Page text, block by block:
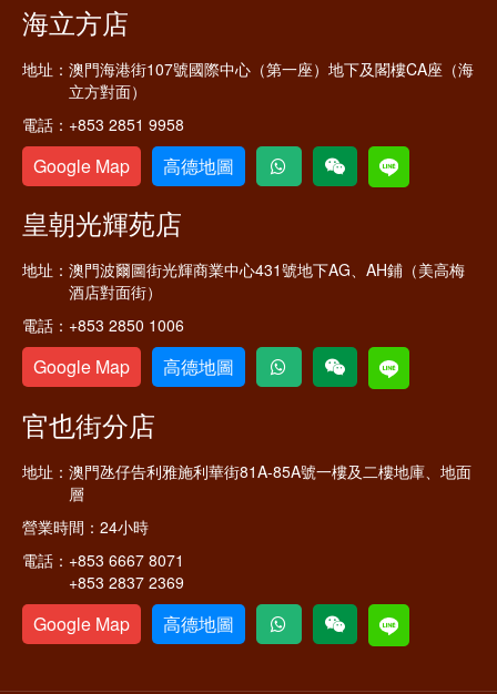
海立方店
地址： 澳門海港街107號國際中心（第一座）地下及閣樓CA座（海
立方對面）
電話： +853 2851 9958
Google Map 高德地圖
皇朝光輝苑店
地址： 澳門波爾圖街光輝商業中心431號地下AG、AH鋪（美高梅
酒店對面街）
電話： +853 2850 1006
Google Map 高德地圖
官也街分店
地址： 澳門氹仔告利雅施利華街81A-85A號一樓及二樓地庫、地面
層
營業時間： 24小時
電話： +853 6667 8071
+853 2837 2369
Google Map 高德地圖